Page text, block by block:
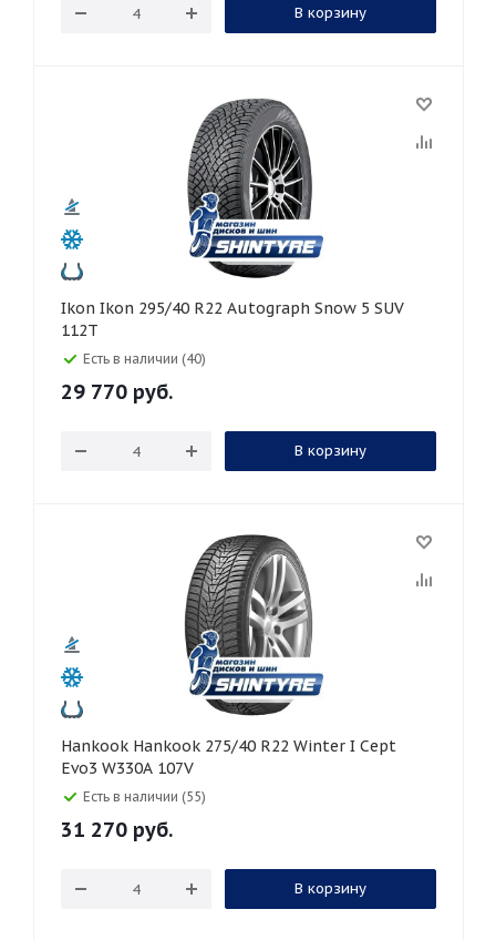
В корзину
Ikon Ikon 295/40 R22 Autograph Snow 5 SUV
112T
Есть в наличии (40)
29 770 руб.
В корзину
Hankook Hankook 275/40 R22 Winter I Cept
Evo3 W330A 107V
Есть в наличии (55)
31 270 руб.
В корзину